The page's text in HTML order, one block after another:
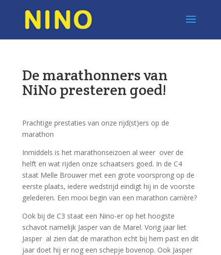
De marathonners van
NiNo presteren goed!
Prachtige prestaties van onze rijd(st)ers op de
marathon
Inmiddels is het marathonseizoen al weer over de
helft en wat rijden onze schaatsers goed. In de C4
staat Melle Brouwer met een grote voorsprong op de
eerste plaats, iedere wedstrijd eindigt hij in de voorste
gelederen. Een mooi begin van een marathon carrière?
Ook bij de C3 staat een Nino-er op het hoogste
schavot namelijk Jasper van de Marel. Vorig jaar liet
Jasper al zien dat de marathon echt bij hem past en dit
jaar doet hij er nog een schepje bovenop. Ook Jasper